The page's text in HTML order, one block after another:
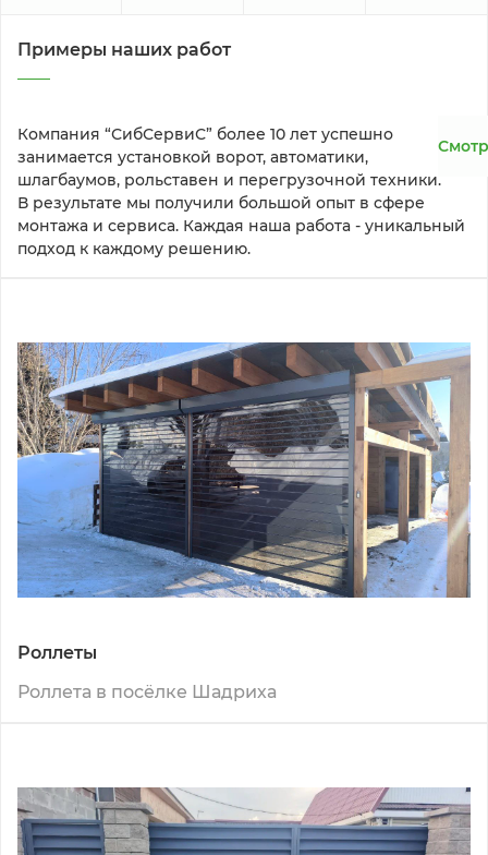
Примеры наших работ
Компания “СибСервиС” более 10 лет успешно
занимается установкой ворот, автоматики,
шлагбаумов, рольставен и перегрузочной техники.
В результате мы получили большой опыт в сфере
монтажа и сервиса. Каждая наша работа - уникальный
подход к каждому решению.
Роллеты
Роллета в посёлке Шадриха